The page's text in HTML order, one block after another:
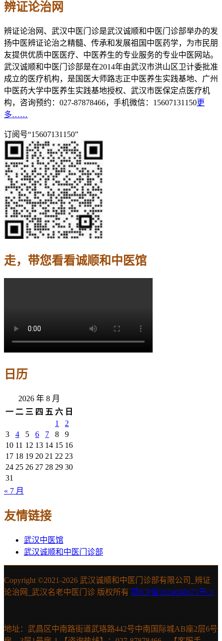
辨证论治网
辨证论治网、武汉中医门诊是武汉诚顺和中医门诊部举办的发
扬中医辨证论治之精髓、传承和发展祖国中医药学，为市民朋
友提供优质中医医疗、中医养生的专业服务的专业中医网站。
武汉诚顺和中医门诊部是在2014年由武汉市洪山区卫计委批准
成立的医疗机构，是国医大师路志正中医养生实践基地、广州
中医药大学中医养生实践基地授权、武汉市医保定点医疗机
构，咨询预约：027-87878466，手机微信：15607131150更
多……
订阅号“15607131150”
走，带您看看诚顺和中医馆
日历
2026 年 8 月
一 二 三 四 五 六 日
1
2
3
4 5 6 7 8
9
10 11 12 13 14 15 16
17 18 19 20 21 22 23
24 25 26 27 28 29 30
31
« 7 月
友情链接
武汉中医馆
武汉诚顺和中医门诊部
Copyright ©2021-2026 武汉诚顺和中医门诊部有限公司_辨证
论治网_武汉名老中医门诊 版权所有 鄂ICP备2024048673号-3
地址：武昌区中南路街道武珞路442号中南国际城AB座2层6号